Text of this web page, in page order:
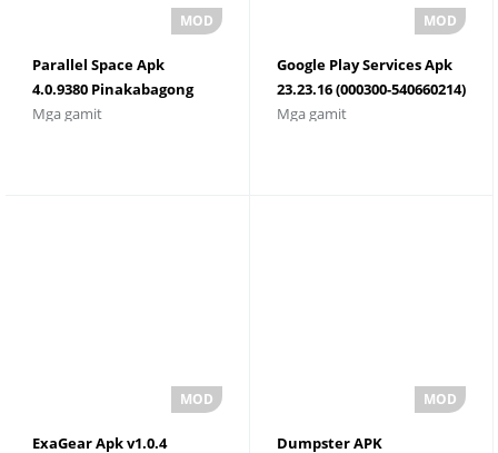
Parallel Space Apk
4.0.9380 Pinakabagong
Bersyon
Mga gamit
Google Play Services Apk
23.23.16 (000300-540660214)
(232316000) I-download
Mga gamit
ExaGear Apk v1.0.4 Dumpster APK